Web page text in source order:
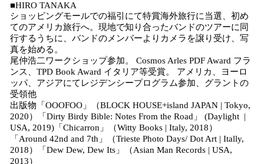
■HIRO TANAKA
ショッピングモールでの福引にて特賞海外旅行に当選、初め
てのアメリカ旅行へ。現地で知り合ったバンドのツアーに同
行するうちに、バンドのメンバーよりカメラを譲り受け、写
真を始める。
尾仲浩二ワークショップ参加。 Cosmos Arles PDF Award フラ
ンス、TPD Book Award イタリア等受賞。 アメリカ、ヨーロ
ッパ、アジアにてレジデンシープログラム参加、グラントの
受領他
出版物「OOOFOO」（BLOCK HOUSE+island JAPAN | Tokyo,
2020）「Dirty Birdy Bible: Notes From the Road」 (Daylight |
USA, 2019)「Chicarron」（Witty Books | Italy, 2018）
「Around 42nd and 7th」（Trieste Photo Days/ Dot Art | Itally,
2018）「Dew Dew, Dew Its」（Asian Man Records | USA,
2013）